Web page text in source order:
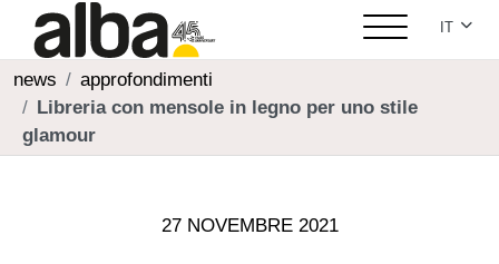
IT
news
approfondimenti
Libreria con mensole in legno per uno stile
glamour
27 NOVEMBRE 2021